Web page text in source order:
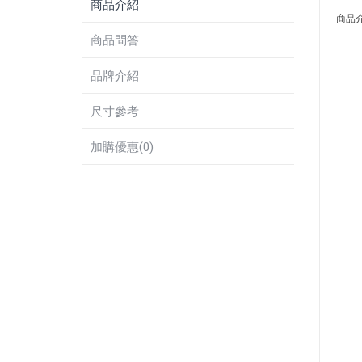
商品介紹
商品問答
品牌介紹
尺寸參考
加購優惠(0)
商品